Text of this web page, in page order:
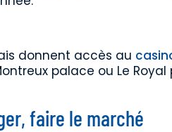
donnent accès au
palace ou Le
faire le marché